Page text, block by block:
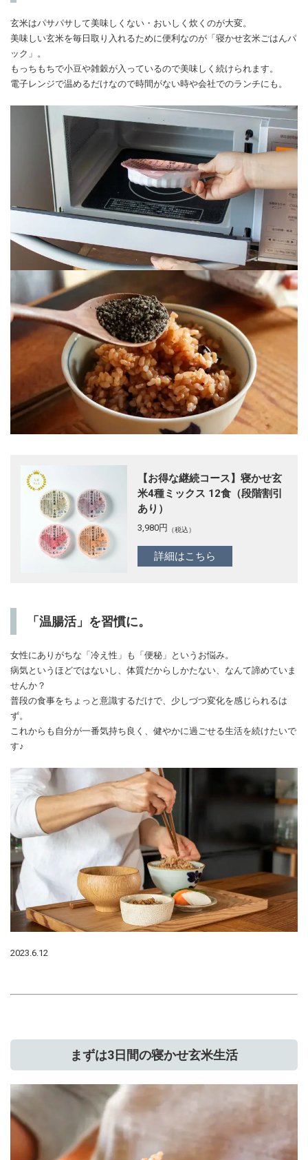
玄米はパサパサして美味しくない・おいしく炊くのが大変。
美味しい玄米を毎日取り入れるために便利なのが「寝かせ玄米ごはんパ
ック」。
もっちもちで小豆や雑穀が入っているので美味しく続けられます。
電子レンジで温めるだけなので時間がない時や会社でのランチにも。
【お得な継続コース】寝かせ玄
米4種ミックス 12食（段階割引
あり）
3,980円 （税込）
詳細はこちら
「温腸活」を習慣に。
女性にありがちな「冷え性」も「便秘」というお悩み。
病気というほどではないし、体質だからしかたない、なんて諦めていま
せんか？
普段の食事をちょっと意識するだけで、少しづつ変化を感じられるは
ず。
これからも自分が一番気持ち良く、健やかに過ごせる生活を続けたいで
す♪
2023.6.12
まずは3日間の寝かせ玄米生活